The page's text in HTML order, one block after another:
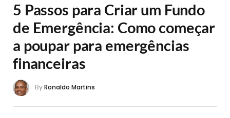
5 Passos para Criar um Fundo
de Emergência: Como começar
a poupar para emergências
financeiras
ByRonaldo Martins